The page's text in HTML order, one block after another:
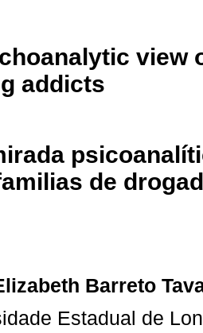
view
addicts
de
Barreto
Estadual de